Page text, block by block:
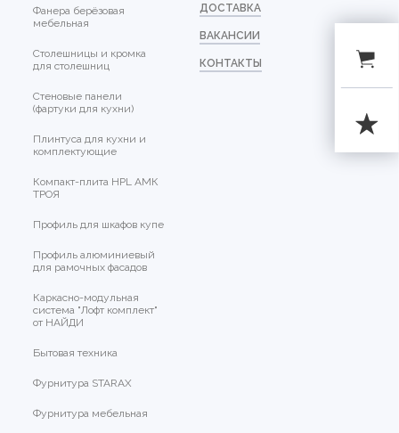
Фанера берёзовая
мебельная
Столешницы и кромка
для столешниц
Стеновые панели
(фартуки для кухни)
Плинтуса для кухни и
комплектующие
Компакт-плита HPL АМК
ТРОЯ
Профиль для шкафов купе
Профиль алюминиевый
для рамочных фасадов
Каркасно-модульная
система "Лофт комплект"
от НАЙДИ
Бытовая техника
Фурнитура STARAX
Фурнитура мебельная
ДОСТАВКА
ВАКАНСИИ
КОНТАКТЫ